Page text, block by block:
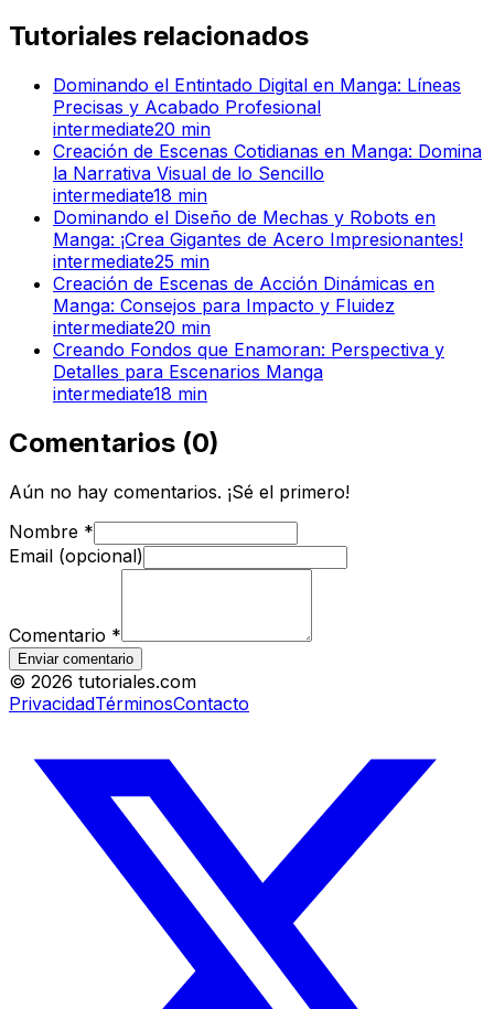
Tutoriales relacionados
Dominando el Entintado Digital en Manga: Líneas
Precisas y Acabado Profesional
intermediate20 min
Creación de Escenas Cotidianas en Manga: Domina
la Narrativa Visual de lo Sencillo
intermediate18 min
Dominando el Diseño de Mechas y Robots en
Manga: ¡Crea Gigantes de Acero Impresionantes!
intermediate25 min
Creación de Escenas de Acción Dinámicas en
Manga: Consejos para Impacto y Fluidez
intermediate20 min
Creando Fondos que Enamoran: Perspectiva y
Detalles para Escenarios Manga
intermediate18 min
Comentarios (0)
Aún no hay comentarios. ¡Sé el primero!
Nombre *
Email (opcional)
Comentario *
Enviar comentario
© 2026 tutoriales.com
PrivacidadTérminosContacto